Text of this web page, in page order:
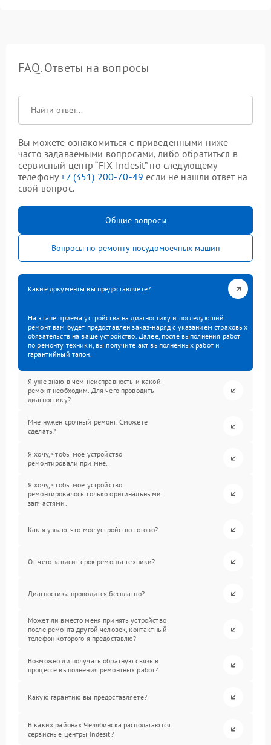
FAQ. Ответы на вопросы
Вы можете ознакомиться с приведенными ниже
часто задаваемыми вопросами, либо обратиться в
сервисный центр “FIX-Indesit” по следующему
телефону+7 (351) 200-70-49 если не нашли ответ на
свой вопрос.
Общие вопросы
Вопросы по ремонту посудомоечных машин
Какие документы вы предоставляете?
На этапе приема устройства на диагностику и последующий
ремонт вам будет предоставлен заказ-наряд с указанием страховых
обязательств на ваше устройство. Далее, после выполнения работ
по ремонту техники, вы получите акт выполненных работ и
гарантийный талон.
Я уже знаю в чем неисправность и какой
ремонт необходим. Для чего проводить
диагностику?
Мне нужен срочный ремонт. Сможете
сделать?
Я хочу, чтобы мое устройство
ремонтировали при мне.
Я хочу, чтобы мое устройство
ремонтировалось только оригинальными
запчастями.
Как я узнаю, что мое устройство готово?
От чего зависит срок ремонта техники?
Диагностика проводится бесплатно?
Может ли вместо меня принять устройство
после ремонта другой человек, контактный
телефон которого я предоставлю?
Возможно ли получать обратную связь в
процессе выполнения ремонтных работ?
Какую гарантию вы предоставляете?
В каких районах Челябинска располагаются
сервисные центры Indesit?